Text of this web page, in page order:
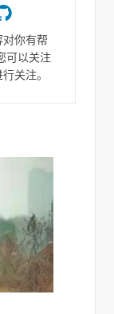
如
你有帮
可以关注
关注。